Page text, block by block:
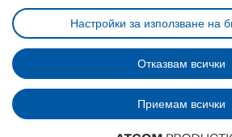
Избор на настройки за
Условия за ползване на ikea.bgОбща
Политика за защита на личните
Общи условия на програма
Политика за защита на лични данни на
© Inter-IKEA Systems B.V.
Настройки за използване на
Отказвам всички
Приемам всички